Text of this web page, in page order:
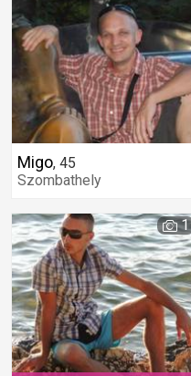
Migo, 45
Szombathely
1